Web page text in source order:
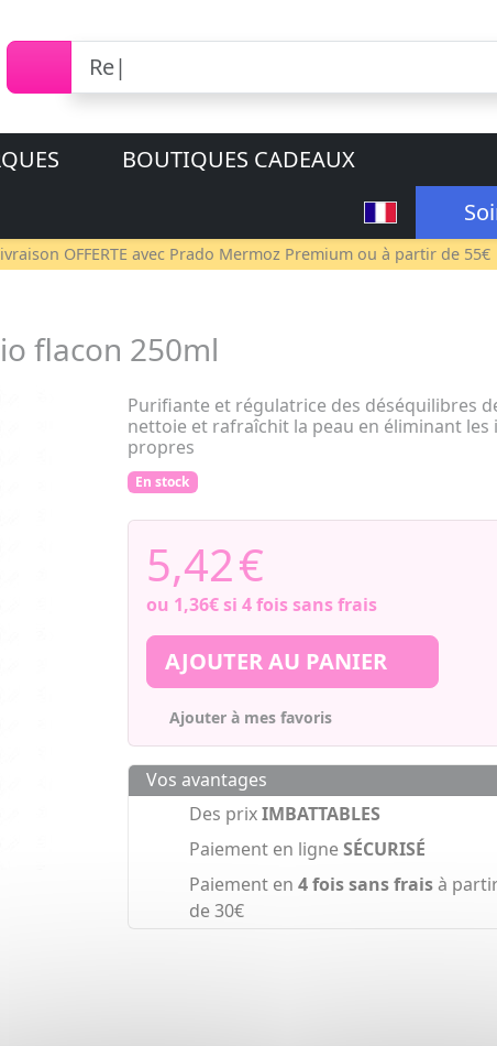
BOUTIQUES CADEAUX
OFFERTE avec Prado Mermoz Premium ou à partir de 55€
flacon 250ml
Purifiante et régulatrice des déséquilibres
nettoie et rafraîchit la peau en éliminant
propres
En stock
5,42€
ou 1,36€si 4 fois sans frais
AJOUTER AU PANIER
Ajouter à mes favoris
Vos avantages
Des prixIMBATTABLES
Paiement en ligneSÉCURISÉ
Paiement en 4 fois sans fraisà
de 30€